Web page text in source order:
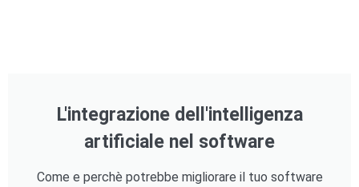
L'integrazione dell'intelligenza
artificiale nel software
Come e perchè potrebbe migliorare il tuo software